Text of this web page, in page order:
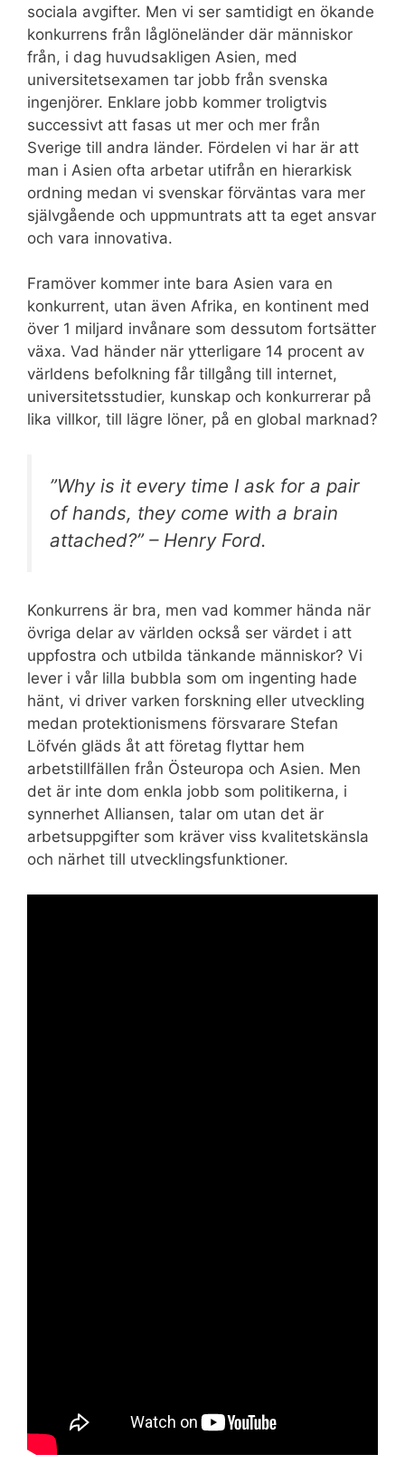
sociala avgifter. Men vi ser samtidigt en ökande
konkurrens från låglöneländer där människor
från, i dag huvudsakligen Asien, med
universitetsexamen tar jobb från svenska
ingenjörer. Enklare jobb kommer troligtvis
successivt att fasas ut mer och mer från
Sverige till andra länder. Fördelen vi har är att
man i Asien ofta arbetar utifrån en hierarkisk
ordning medan vi svenskar förväntas vara mer
självgående och uppmuntrats att ta eget ansvar
och vara innovativa.
Framöver kommer inte bara Asien vara en
konkurrent, utan även Afrika, en kontinent med
över 1 miljard invånare som dessutom fortsätter
växa. Vad händer när ytterligare 14 procent av
världens befolkning får tillgång till internet,
universitetsstudier, kunskap och konkurrerar på
lika villkor, till lägre löner, på en global marknad?
”Why is it every time I ask for a pair
of hands, they come with a brain
attached?” – Henry Ford.
Konkurrens är bra, men vad kommer hända när
övriga delar av världen också ser värdet i att
uppfostra och utbilda tänkande människor? Vi
lever i vår lilla bubbla som om ingenting hade
hänt, vi driver varken forskning eller utveckling
medan protektionismens försvarare Stefan
Löfvén gläds åt att företag flyttar hem
arbetstillfällen från Östeuropa och Asien. Men
det är inte dom enkla jobb som politikerna, i
synnerhet Alliansen, talar om utan det är
arbetsuppgifter som kräver viss kvalitetskänsla
och närhet till utvecklingsfunktioner.